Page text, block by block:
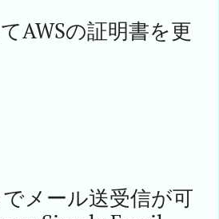
AWSの証明書を更
メール送受信が可